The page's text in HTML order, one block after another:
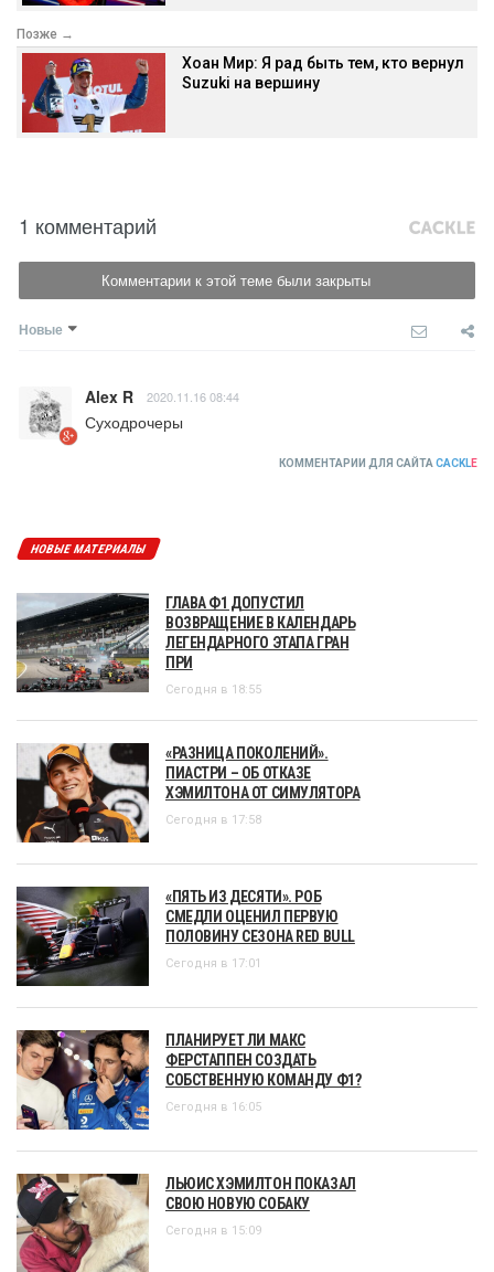
Позже →
Хоан Мир: Я рад быть тем, кто вернул
Suzuki на вершину
1 комментарий
Комментарии к этой теме были закрыты
Новые
Alex R 2020.11.16 08:44
Суходрочеры
КОММЕНТАРИИ ДЛЯ САЙТА CACKLE
НОВЫЕ МАТЕРИАЛЫ
ГЛАВА Ф1 ДОПУСТИЛ
ВОЗВРАЩЕНИЕ В КАЛЕНДАРЬ
ЛЕГЕНДАРНОГО ЭТАПА ГРАН
ПРИ
Сегодня в 18:55
«РАЗНИЦА ПОКОЛЕНИЙ».
ПИАСТРИ – ОБ ОТКАЗЕ
ХЭМИЛТОНА ОТ СИМУЛЯТОРА
Сегодня в 17:58
«ПЯТЬ ИЗ ДЕСЯТИ». РОБ
СМЕДЛИ ОЦЕНИЛ ПЕРВУЮ
ПОЛОВИНУ СЕЗОНА RED BULL
Сегодня в 17:01
ПЛАНИРУЕТ ЛИ МАКС
ФЕРСТАППЕН СОЗДАТЬ
СОБСТВЕННУЮ КОМАНДУ Ф1?
Сегодня в 16:05
ЛЬЮИС ХЭМИЛТОН ПОКАЗАЛ
СВОЮ НОВУЮ СОБАКУ
Сегодня в 15:09